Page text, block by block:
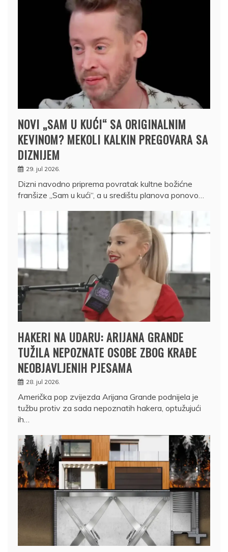
NOVI „SAM U KUĆI“ SA ORIGINALNIM
KEVINOM? MEKOLI KALKIN PREGOVARA SA
DIZNIJEM
29. jul 2026.
Dizni navodno priprema povratak kultne božićne
franšize „Sam u kući“, a u središtu planova ponovo…
HAKERI NA UDARU: ARIJANA GRANDE
TUŽILA NEPOZNATE OSOBE ZBOG KRAĐE
NEOBJAVLJENIH PJESAMA
28. jul 2026.
Američka pop zvijezda Arijana Grande podnijela je
tužbu protiv za sada nepoznatih hakera, optužujući
ih…